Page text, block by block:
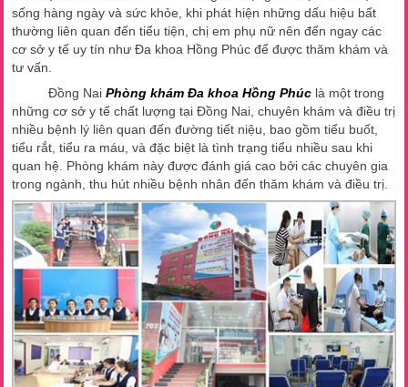
sống hàng ngày và sức khỏe, khi phát hiện những dấu hiệu bất
thường liên quan đến tiểu tiện, chị em phụ nữ nên đến ngay các
cơ sở y tế uy tín như Đa khoa Hồng Phúc để được thăm khám và
tư vấn.
Đồng NaiPhòng khám Đa khoa Hồng Phúc là một trong
những cơ sở y tế chất lượng tại Đồng Nai, chuyên khám và điều trị
nhiều bệnh lý liên quan đến đường tiết niệu, bao gồm tiểu buốt,
tiểu rắt, tiểu ra máu, và đặc biệt là tình trạng tiểu nhiều sau khi
quan hệ. Phòng khám này được đánh giá cao bởi các chuyên gia
trong ngành, thu hút nhiều bệnh nhân đến thăm khám và điều trị.